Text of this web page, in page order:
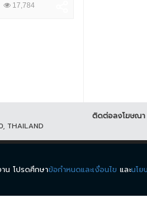
17,784
THAILAND
ติดต่อลงโฆษณา
มีเดียโซน
น โปรดศึกษาข้อกำหนดและเงื่อนไข และนโย